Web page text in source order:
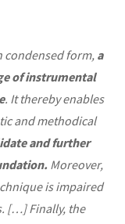
condensed form, a
of instrumental
. It thereby enables
and methodical
and further
Moreover,
is impaired
[…] Finally, the